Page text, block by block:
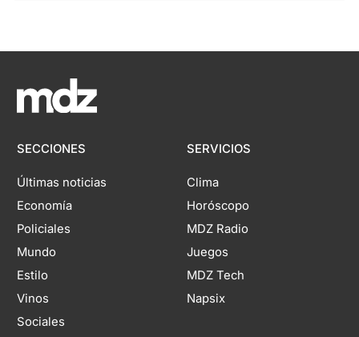
SECCIONES
Últimas noticias
Economía
Policiales
Mundo
Estilo
Vinos
Sociales
SERVICIOS
Clima
Horóscopo
MDZ Radio
Juegos
MDZ Tech
Napsix